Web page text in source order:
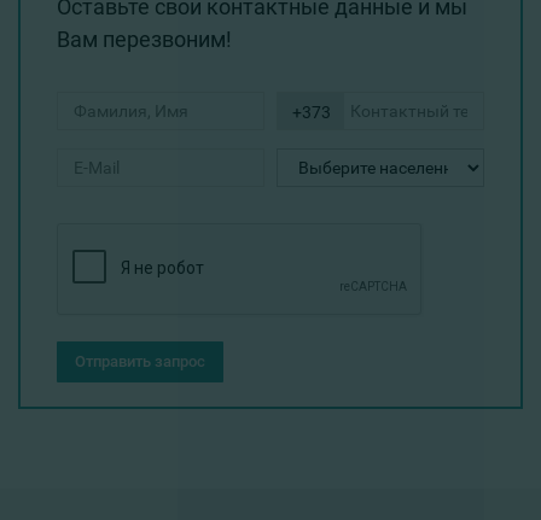
Оставьте свои контактные данные и мы
Вам перезвоним!
+373
Отправить запрос